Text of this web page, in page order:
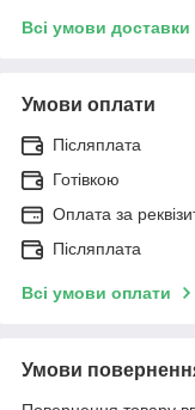
Всі умови доставки
Умови оплати
Післяплата
Готівкою
Оплата за
Післяплата
Всі умови оплати
Умови